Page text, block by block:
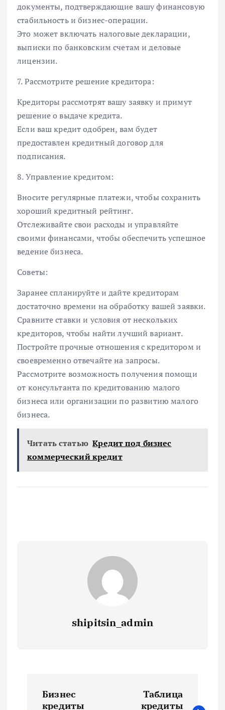
документы, подтверждающие вашу финансовую
стабильность и бизнес-операции.
Это может включать налоговые декларации,
выписки по банковским счетам и деловые
лицензии.
7. Рассмотрите решение кредитора:
Кредиторы рассмотрят вашу заявку и примут
решение о выдаче кредита.
Если ваш кредит одобрен, вам будет
предоставлен кредитный договор для
подписания.
8. Управление кредитом:
Вносите регулярные платежи, чтобы сохранить
хороший кредитный рейтинг.
Отслеживайте свои расходы и управляйте
своими финансами, чтобы обеспечить успешное
ведение бизнеса.
Советы:
Заранее спланируйте и дайте кредиторам
достаточно времени на обработку вашей заявки.
Сравните ставки и условия от нескольких
кредиторов, чтобы найти лучший вариант.
Постройте прочные отношения с кредитором и
своевременно отвечайте на запросы.
Рассмотрите возможность получения помощи
от консультанта по кредитованию малого
бизнеса или организации по развитию малого
бизнеса.
Читать статью Кредит под бизнес
коммерческий кредит
shipitsin_admin
Бизнес
кредиты
Таблица
кредиты